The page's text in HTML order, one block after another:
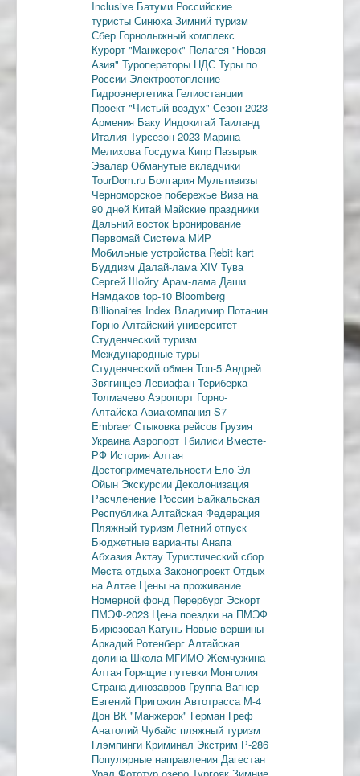
Inclusive Батуми Российские
туристы Синюха Зимний туризм
Сбер Горнолыжный комплекс
Курорт "Манжерок" Пелагея "Новая
Азия" Туроператоры НДС Туры по
России Электроотопление
Гидроэнергетика Гелиостанции
Проект "Чистый воздух" Сезон 2023
Армения Баку Индокитай Таиланд
Италия Турсезон 2023 Марина
Мелихова Госдума Кипр Пазырык
Эвалар Обманутые вкладчики
TourDom.ru Болгария Мультивизы
Черноморское побережье Виза на
90 дней Китай Майские праздники
Дальний восток Бронирование
Первомай Система МИР
Мобильные устройства Rebit kart
Буддизм Далай-лама XIV Тува
Сергей Шойгу Арам-лама Даши
Намдаков top-10 Bloomberg
Billionaires Index Владимир Потанин
Горно-Алтайский университет
Студенческий туризм
Международные туры
Студенческий обмен Топ-5 Андрей
Звягинцев Левиафан Териберка
Толмачево Аэропорт Горно-
Алтайска Авиакомпания S7
EmbraerСтыковка рейсов Грузия
Украина Аэропорт Тбилиси Вместе-
РФ История Алтая
Достопримечательности Ело Эл
Ойын Экскурсии Деколонизация
Расчленение России Байкальская
Республика Алтайская Федерация
Пляжный туризм Летний отпуск
Бюджетные варианты Анапа
Абхазия Актау Туристический сбор
Места отдыха Законопроект Отдых
на Алтае Цены на проживание
Номерной фонд Перербург Эскорт
ПМЭФ-2023 Цена поездки на ПМЭФ
Бирюзовая Катунь Новые вершины
Аркадий Ротенберг Алтайская
долина Школа МГИМО Жемчужина
Алтая Горящие путевки Монголия
Страна динозавров Группа Вагнер
Евгений Пригожин Автотрасса М-4
Дон ВК "Манжерок" Герман Греф
Анатолий Чубайс пляжный туризм
Глэмпинги Криминал Экстрим Р-286
Популярные направления Дагестан